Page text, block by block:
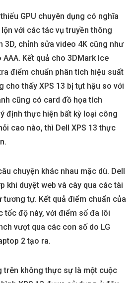
GPU chuyên dụng có nghĩa
lộn với các tác vụ truyền thông
3D, chỉnh sửa video 4K cũng như
Kết quả cho 3DMark Ice
điểm chuẩn phân tích hiệu suất
cho thấy XPS 13 bị tụt hậu so với
cũng có card đồ họa tích
định thực hiện bất kỳ loại công
cao nào, thì Dell XPS 13 thực
chuyện khác nhau mặc dù. Dell
khi duyệt web và cày qua các tài
tương tự. Kết quả điểm chuẩn của
tốc độ này, với điểm số đa lõi
vượt qua các con số do LG
2 tạo ra.
trên không thực sự là một cuộc